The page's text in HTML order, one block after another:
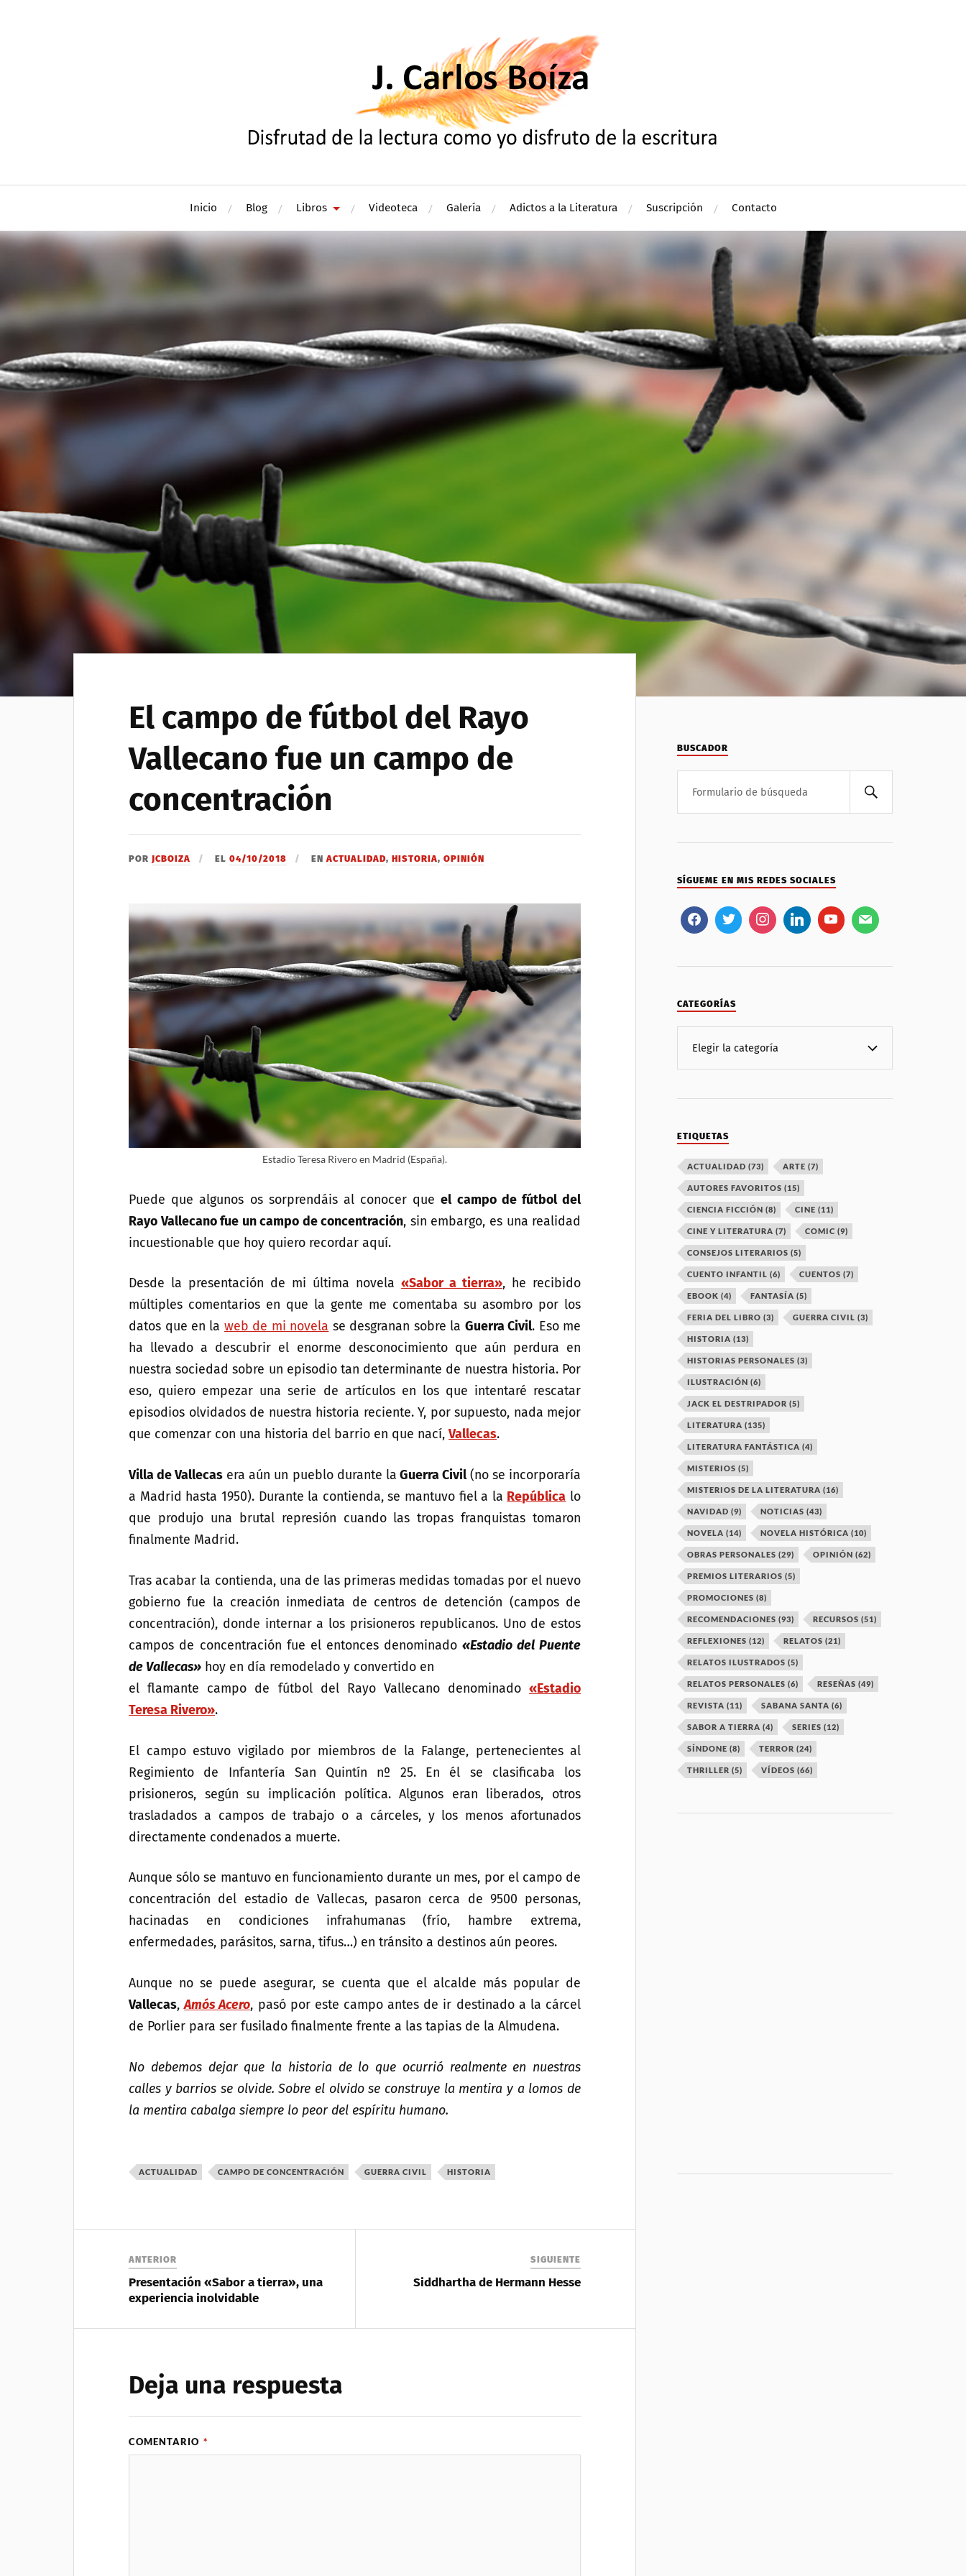
Inicio Blog Libros Videoteca Galería Adictos a la Literatura Suscripción Contacto
El campo de fútbol del Rayo
Vallecano fue un campo de
concentración
PORJCBOIZA EL04/10/2018 ENACTUALIDAD,HISTORIA,OPINIÓN
Estadio Teresa Rivero en Madrid (España).
Puede que algunos os sorprendáis al conocer queel campo de fútbol del
Rayo Vallecano fue un campo de concentración, sin embargo, es una realidad
incuestionable que hoy quiero recordar aquí.
Desde la presentación de mi última novela«Sabor a tierra», he recibido
múltiples comentarios en que la gente me comentaba su asombro por los
datos que en la web de mi novela se desgranan sobre la Guerra Civil. Eso me
ha llevado a descubrir el enorme desconocimiento que aún perdura en
nuestra sociedad sobre un episodio tan determinante de nuestra historia. Por
eso, quiero empezar una serie de artículos en los que intentaré rescatar
episodios olvidados de nuestra historia reciente. Y, por supuesto, nada mejor
que comenzar con una historia del barrio en que nací,Vallecas.
Villa de Vallecas era aún un pueblo durante la Guerra Civil(no se incorporaría
a Madrid hasta 1950). Durante la contienda, se mantuvo fiel a la República lo
que produjo una brutal represión cuando las tropas franquistas tomaron
finalmente Madrid.
Tras acabar la contienda, una de las primeras medidas tomadas por el nuevo
gobierno fue la creación inmediata de centros de detención (campos de
concentración), donde internar a los prisioneros republicanos. Uno de estos
campos de concentración fue el entonces denominado «Estadio del Puente
de Vallecas» hoy en día remodelado y convertido en
el flamante campo de fútbol del Rayo Vallecano denominado«Estadio
Teresa Rivero».
El campo estuvo vigilado por miembros de la Falange, pertenecientes al
Regimiento de Infantería San Quintín nº 25. En él se clasificaba los
prisioneros, según su implicación política. Algunos eran liberados, otros
trasladados a campos de trabajo o a cárceles, y los menos afortunados
directamente condenados a muerte.
Aunque sólo se mantuvo en funcionamiento durante un mes, por el campo de
concentración del estadio de Vallecas, pasaron cerca de 9500 personas,
hacinadas en condiciones infrahumanas (frío, hambre extrema,
enfermedades, parásitos, sarna, tifus…) en tránsito a destinos aún peores.
Aunque no se puede asegurar, se cuenta que el alcalde más popular de
Vallecas,Amós Acero, pasó por este campo antes de ir destinado a la cárcel
de Porlier para ser fusilado finalmente frente a las tapias de la Almudena.
No debemos dejar que la historia de lo que ocurrió realmente en nuestras
calles y barrios se olvide. Sobre el olvido se construye la mentira y a lomos de
la mentira cabalga siempre lo peor del espíritu humano.
ACTUALIDAD CAMPO DE CONCENTRACIÓN GUERRA CIVIL HISTORIA
ANTERIOR
Presentación «Sabor a tierra», una
experiencia inolvidable
SIGUIENTE
Siddhartha de Hermann Hesse
Deja una respuesta
COMENTARIO *
BUSCADOR
SÍGUEME EN MIS REDES SOCIALES
CATEGORÍAS
ETIQUETAS
ACTUALIDAD (73) ARTE (7)
AUTORES FAVORITOS (15)
CIENCIA FICCIÓN (8) CINE (11)
CINE Y LITERATURA (7) COMIC (9)
CONSEJOS LITERARIOS (5)
CUENTO INFANTIL (6) CUENTOS (7)
EBOOK (4) FANTASÍA (5)
FERIA DEL LIBRO (3) GUERRA CIVIL (3)
HISTORIA (13)
HISTORIAS PERSONALES (3)
ILUSTRACIÓN (6)
JACK EL DESTRIPADOR (5)
LITERATURA (135)
LITERATURA FANTÁSTICA (4)
MISTERIOS (5)
MISTERIOS DE LA LITERATURA (16)
NAVIDAD (9) NOTICIAS (43)
NOVELA (14) NOVELA HISTÓRICA (10)
OBRAS PERSONALES (29) OPINIÓN (62)
PREMIOS LITERARIOS (5)
PROMOCIONES (8)
RECOMENDACIONES (93) RECURSOS (51)
REFLEXIONES (12) RELATOS (21)
RELATOS ILUSTRADOS (5)
RELATOS PERSONALES (6) RESEÑAS (49)
REVISTA (11) SABANA SANTA (6)
SABOR A TIERRA (4) SERIES (12)
SÍNDONE (8) TERROR (24)
THRILLER (5) VÍDEOS (66)